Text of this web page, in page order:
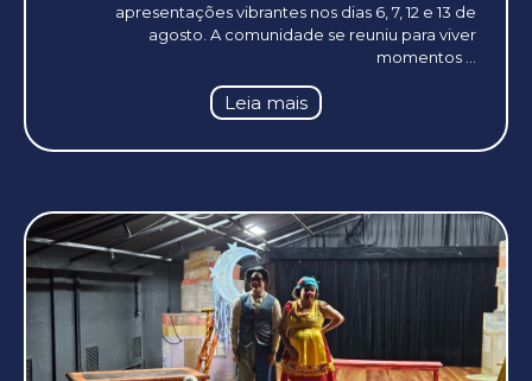
apresentações vibrantes nos dias 6, 7, 12 e 13 de
agosto. A comunidade se reuniu para viver
momentos ...
Leia mais